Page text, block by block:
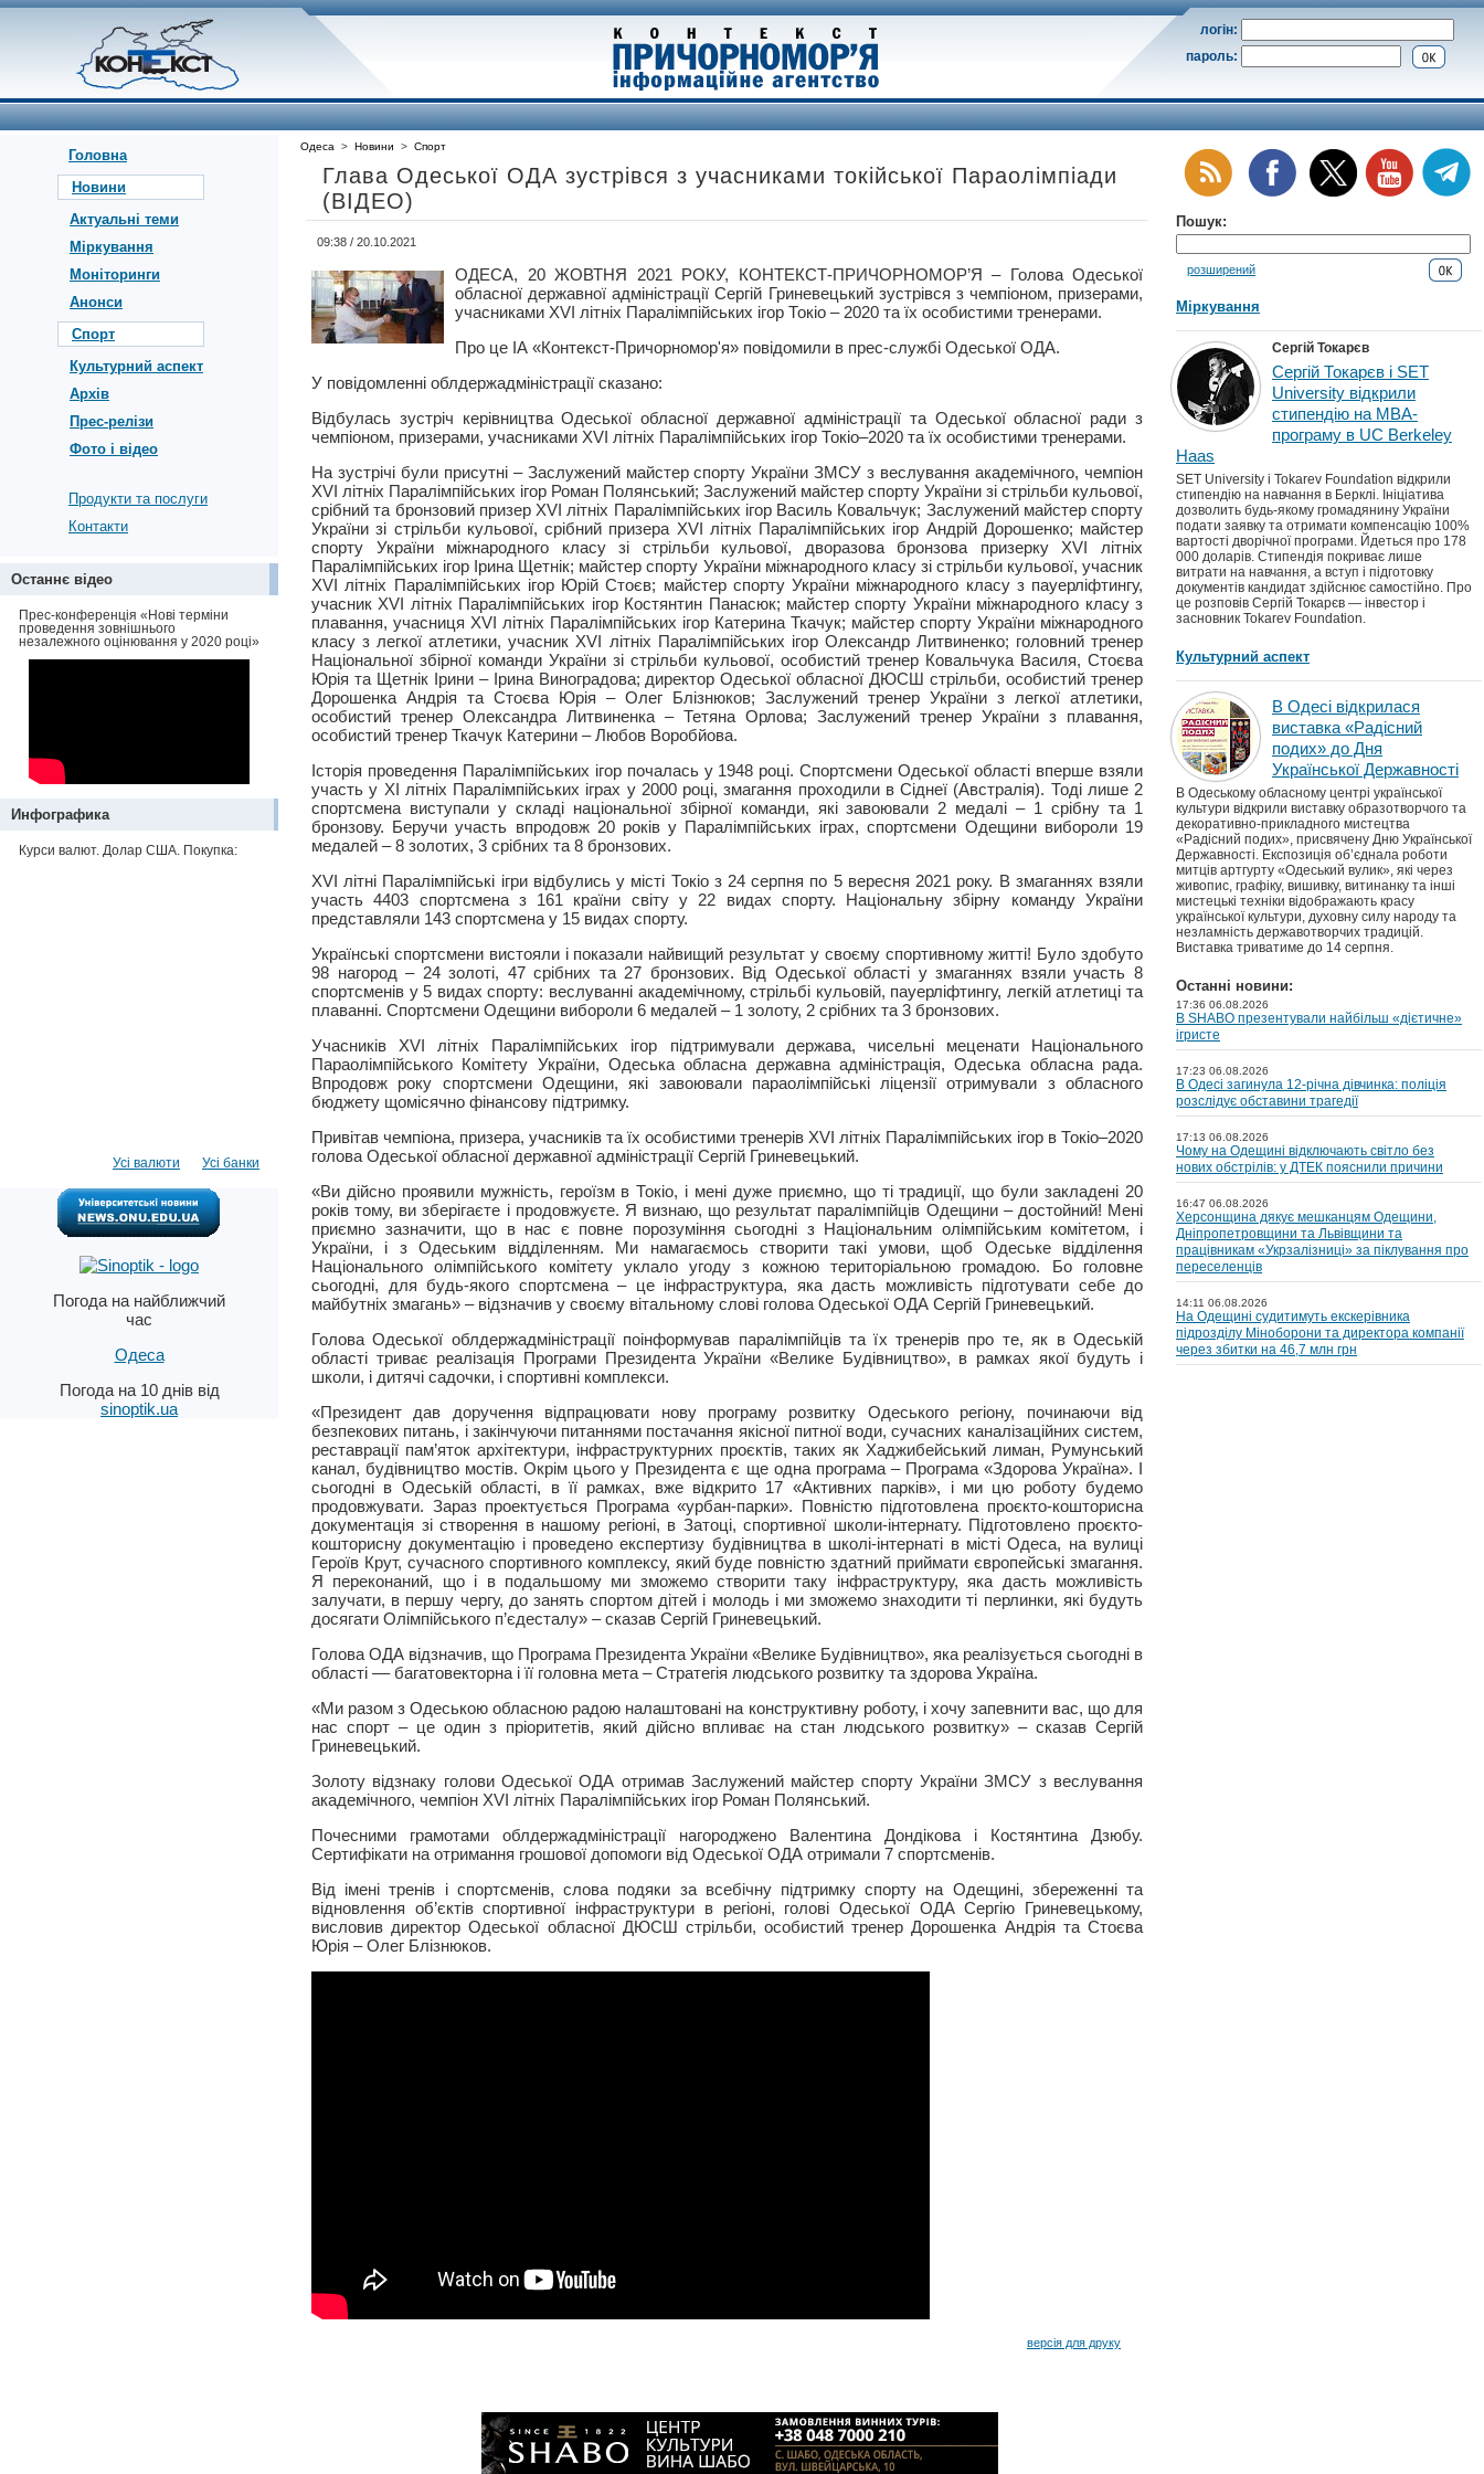
логін:
пароль:
Головна
Новини
Актуальні теми
Міркування
Моніторинги
Анонси
Спорт
Культурний аспект
Архів
Прес-релізи
Фото і відео
Продукти та послуги
Контакти
Останнє відео
Прес-конференція «Нові терміни
проведення зовнішнього
незалежного оцінювання у 2020 році»
Инфографика
Курси валют. Долар США. Покупка:
Усі банки
Усі валюти
Погода на найближчий
час
Одеса
Погода на 10 днів від
sinoptik.ua
Одеса > Новини > Спорт
Глава Одеської ОДА зустрівся з учасниками токійської Параолімпіади
(ВІДЕО)
09:38 / 20.10.2021
ОДЕСА, 20 ЖОВТНЯ 2021 РОКУ, КОНТЕКСТ-ПРИЧОРНОМОР’Я – Голова Одеської
обласної державної адміністрації Сергій Гриневецький зустрівся з чемпіоном, призерами,
учасниками ХVІ літніх Паралімпійських ігор Токіо – 2020 та їх особистими тренерами.
Про це ІА «Контекст-Причорномор'я» повідомили в прес-службі Одеської ОДА.
У повідомленні облдержадміністрації сказано:
Відбулась зустріч керівництва Одеської обласної державної адміністрації та Одеської обласної ради з
чемпіоном, призерами, учасниками ХVІ літніх Паралімпійських ігор Токіо–2020 та їх особистими тренерами.
На зустрічі були присутні – Заслужений майстер спорту України ЗМСУ з веслування академічного, чемпіон
ХVІ літніх Паралімпійських ігор Роман Полянський; Заслужений майстер спорту України зі стрільби кульової,
срібний та бронзовий призер ХVІ літніх Паралімпійських ігор Василь Ковальчук; Заслужений майстер спорту
України зі стрільби кульової, срібний призера ХVІ літніх Паралімпійських ігор Андрій Дорошенко; майстер
спорту України міжнародного класу зі стрільби кульової, дворазова бронзова призерку ХVІ літніх
Паралімпійських ігор Ірина Щетнік; майстер спорту України міжнародного класу зі стрільби кульової, учасник
ХVІ літніх Паралімпійських ігор Юрій Стоєв; майстер спорту України міжнародного класу з пауерліфтингу,
учасник ХVІ літніх Паралімпійських ігор Костянтин Панасюк; майстер спорту України міжнародного класу з
плавання, учасниця ХVІ літніх Паралімпійських ігор Катерина Ткачук; майстер спорту України міжнародного
класу з легкої атлетики, учасник ХVІ літніх Паралімпійських ігор Олександр Литвиненко; головний тренер
Національної збірної команди України зі стрільби кульової, особистий тренер Ковальчука Василя, Стоєва
Юрія та Щетнік Ірини – Ірина Виноградова; директор Одеської обласної ДЮСШ стрільби, особистий тренер
Дорошенка Андрія та Стоєва Юрія – Олег Блізнюков; Заслужений тренер України з легкої атлетики,
особистий тренер Олександра Литвиненка – Тетяна Орлова; Заслужений тренер України з плавання,
особистий тренер Ткачук Катерини – Любов Воробйова.
Історія проведення Паралімпійських ігор почалась у 1948 році. Спортсмени Одеської області вперше взяли
участь у ХІ літніх Паралімпійських іграх у 2000 році, змагання проходили в Сіднеї (Австралія). Тоді лише 2
спортсмена виступали у складі національної збірної команди, які завоювали 2 медалі – 1 срібну та 1
бронзову. Беручи участь впродовж 20 років у Паралімпійських іграх, спортсмени Одещини вибороли 19
медалей – 8 золотих, 3 срібних та 8 бронзових.
XVІ літні Паралімпійські ігри відбулись у місті Токіо з 24 серпня по 5 вересня 2021 року. В змаганнях взяли
участь 4403 спортсмена з 161 країни світу у 22 видах спорту. Національну збірну команду України
представляли 143 спортсмена у 15 видах спорту.
Українські спортсмени вистояли і показали найвищий результат у своєму спортивному житті! Було здобуто
98 нагород – 24 золоті, 47 срібних та 27 бронзових. Від Одеської області у змаганнях взяли участь 8
спортсменів у 5 видах спорту: веслуванні академічному, стрільбі кульовій, пауерліфтингу, легкій атлетиці та
плаванні. Спортсмени Одещини вибороли 6 медалей – 1 золоту, 2 срібних та 3 бронзових.
Учасників ХVI літніх Паралімпійських ігор підтримували держава, чисельні меценати Національного
Параолімпійського Комітету України, Одеська обласна державна адміністрація, Одеська обласна рада.
Впродовж року спортсмени Одещини, які завоювали параолімпійські ліцензії отримували з обласного
бюджету щомісячно фінансову підтримку.
Привітав чемпіона, призера, учасників та їх особистими тренерів ХVІ літніх Паралімпійських ігор в Токіо–2020
голова Одеської обласної державної адміністрації Сергій Гриневецький.
«Ви дійсно проявили мужність, героїзм в Токіо, і мені дуже приємно, що ті традиції, що були закладені 20
років тому, ви зберігаєте і продовжуєте. Я визнаю, що результат паралімпійців Одещини – достойний! Мені
приємно зазначити, що в нас є повне порозуміння сьогодні з Національним олімпійським комітетом, і
України, і з Одеським відділенням. Ми намагаємось створити такі умови, щоб Одеське відділення
Національного олімпійського комітету уклало угоду з кожною територіальною громадою. Бо головне
сьогодні, для будь-якого спортсмена – це інфраструктура, яка дасть можливість підготувати себе до
майбутніх змагань» – відзначив у своєму вітальному слові голова Одеської ОДА Сергій Гриневецький.
Голова Одеської облдержадміністрації поінформував паралімпійців та їх тренерів про те, як в Одеській
області триває реалізація Програми Президента України «Велике Будівництво», в рамках якої будуть і
школи, і дитячі садочки, і спортивні комплекси.
«Президент дав доручення відпрацювати нову програму розвитку Одеського регіону, починаючи від
безпекових питань, і закінчуючи питаннями постачання якісної питної води, сучасних каналізаційних систем,
реставрації пам’яток архітектури, інфраструктурних проєктів, таких як Хаджибейський лиман, Румунський
канал, будівництво мостів. Окрім цього у Президента є ще одна програма – Програма «Здорова Україна». І
сьогодні в Одеській області, в її рамках, вже відкрито 17 «Активних парків», і ми цю роботу будемо
продовжувати. Зараз проектується Програма «урбан-парки». Повністю підготовлена проєкто-кошторисна
документація зі створення в нашому регіоні, в Затоці, спортивної школи-інтернату. Підготовлено проєкто-
кошторисну документацію і проведено експертизу будівництва в школі-інтернаті в місті Одеса, на вулиці
Героїв Крут, сучасного спортивного комплексу, який буде повністю здатний приймати європейські змагання.
Я переконаний, що і в подальшому ми зможемо створити таку інфраструктуру, яка дасть можливість
залучати, в першу чергу, до занять спортом дітей і молодь і ми зможемо знаходити ті перлинки, які будуть
досягати Олімпійського п’єдесталу» – сказав Сергій Гриневецький.
Голова ОДА відзначив, що Програма Президента України «Велике Будівництво», яка реалізується сьогодні в
області –– багатовекторна і її головна мета – Стратегія людського розвитку та здорова Україна.
«Ми разом з Одеською обласною радою налаштовані на конструктивну роботу, і хочу запевнити вас, що для
нас спорт – це один з пріоритетів, який дійсно впливає на стан людського розвитку» – сказав Сергій
Гриневецький.
Золоту відзнаку голови Одеської ОДА отримав Заслужений майстер спорту України ЗМСУ з веслування
академічного, чемпіон ХVІ літніх Паралімпійських ігор Роман Полянський.
Почесними грамотами облдержадміністрації нагороджено Валентина Дондікова і Костянтина Дзюбу.
Сертифікати на отримання грошової допомоги від Одеської ОДА отримали 7 спортсменів.
Від імені тренів і спортсменів, слова подяки за всебічну підтримку спорту на Одещині, збереженні та
відновлення об’єктів спортивної інфраструктури в регіоні, голові Одеської ОДА Сергію Гриневецькому,
висловив директор Одеської обласної ДЮСШ стрільби, особистий тренер Дорошенка Андрія та Стоєва
Юрія – Олег Блізнюков.
версія для друку
Пошук:
розширений
Міркування
Сергій Токарєв
Сергій Токарєв і SET
University відкрили
стипендію на MBA-
програму в UC Berkeley
Haas
SET University і Tokarev Foundation відкрили
стипендію на навчання в Берклі. Ініціатива
дозволить будь-якому громадянину України
подати заявку та отримати компенсацію 100%
вартості дворічної програми. Йдеться про 178
000 доларів. Стипендія покриває лише
витрати на навчання, а вступ і підготовку
документів кандидат здійснює самостійно. Про
це розповів Сергій Токарєв — інвестор і
засновник Tokarev Foundation.
Культурний аспект
В Одесі відкрилася
виставка «Радісний
подих» до Дня
Української Державності
В Одеському обласному центрі української
культури відкрили виставку образотворчого та
декоративно-прикладного мистецтва
«Радісний подих», присвячену Дню Української
Державності. Експозиція об’єднала роботи
митців артгурту «Одеський вулик», які через
живопис, графіку, вишивку, витинанку та інші
мистецькі техніки відображають красу
української культури, духовну силу народу та
незламність державотворчих традицій.
Виставка триватиме до 14 серпня.
Останні новини:
17:36 06.08.2026
В SHABO презентували найбільш «дієтичне»
ігристе
17:23 06.08.2026
В Одесі загинула 12-річна дівчинка: поліція
розслідує обставини трагедії
17:13 06.08.2026
Чому на Одещині відключають світло без
нових обстрілів: у ДТЕК пояснили причини
16:47 06.08.2026
Херсонщина дякує мешканцям Одещини,
Дніпропетровщини та Львівщини та
працівникам «Укрзалізниці» за піклування про
переселенців
14:11 06.08.2026
На Одещині судитимуть екскерівника
підрозділу Міноборони та директора компанії
через збитки на 46,7 млн грн